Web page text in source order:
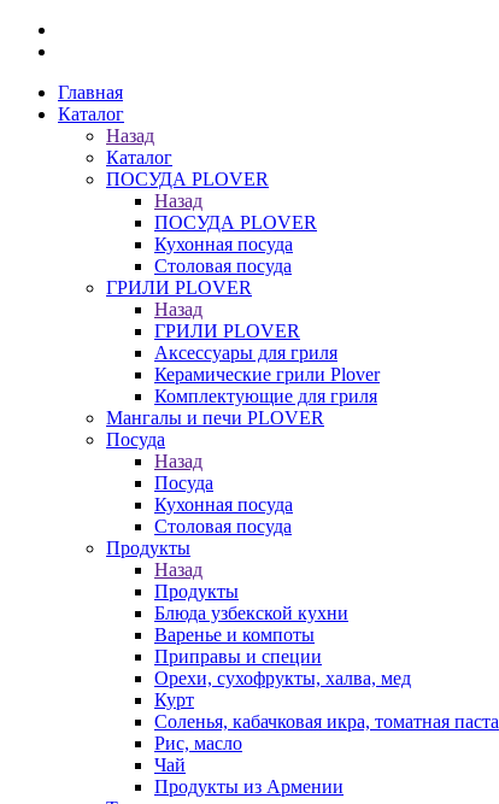
Главная
Каталог
Назад
Каталог
ПОСУДА PLOVER
Назад
ПОСУДА PLOVER
Кухонная посуда
Столовая посуда
ГРИЛИ PLOVER
Назад
ГРИЛИ PLOVER
Аксессуары для гриля
Керамические грили Plover
Комплектующие для гриля
Мангалы и печи PLOVER
Посуда
Назад
Посуда
Кухонная посуда
Столовая посуда
Продукты
Назад
Продукты
Блюда узбекской кухни
Варенье и компоты
Приправы и специи
Орехи, сухофрукты, халва, мед
Курт
Соленья, кабачковая икра, томатная паста
Рис, масло
Чай
Продукты из Армении